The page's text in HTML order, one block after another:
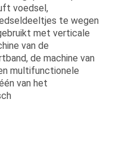
voedsel,
te wegen
met verticale
van de
de machine van
multifunctionele
van het